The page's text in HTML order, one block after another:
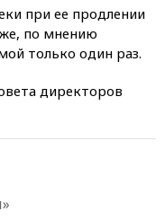
о ситуации на
направлении
21:58Генпрокуратура
Human
Foundation
золото чемпионата
при ее продлении
по мнению
только один раз.
директоров